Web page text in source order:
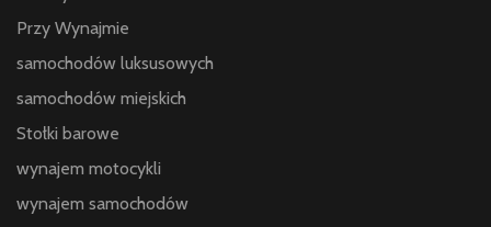
Przy Wynajmie
samochodów luksusowych
samochodów miejskich
Stołki barowe
wynajem motocykli
wynajem samochodów